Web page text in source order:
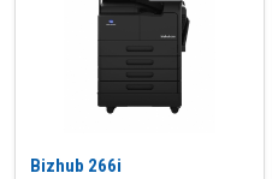
Bizhub 266i